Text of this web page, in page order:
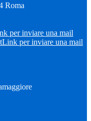
Roma
per inviare una mail
Link per inviare una mail